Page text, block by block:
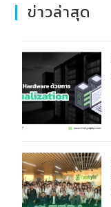
ข่าวล่าสุด